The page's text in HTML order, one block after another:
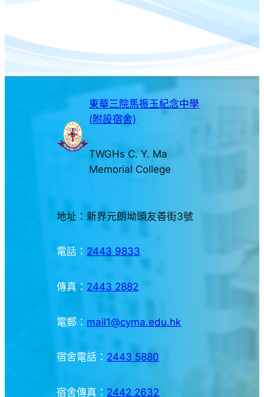
東華三院馬振玉紀念中學
(附設宿舍)
TWGHs C. Y. Ma
Memorial College
地址：新界元朗坳頭友善街3號
電話： 2443 9833
傳真： 2443 2882
電郵： mail1@cyma.edu.hk
宿舍電話： 2443 5880
宿舍傳真： 2442 2632